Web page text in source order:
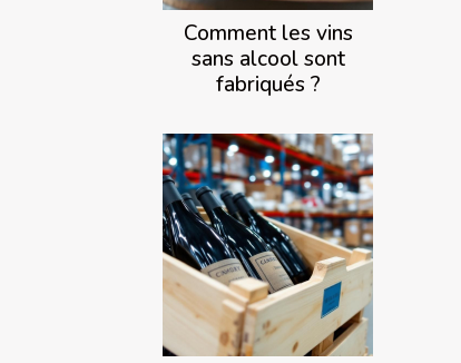
Comment les vins
sans alcool sont
fabriqués ?